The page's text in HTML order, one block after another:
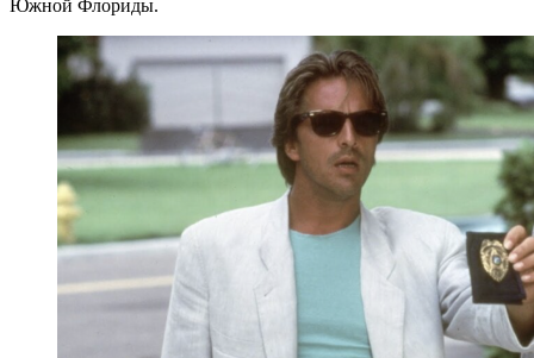
Южной Флориды.